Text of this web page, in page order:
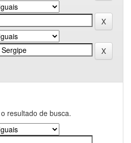
resultado de busca.